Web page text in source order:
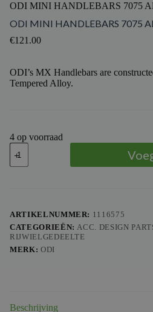
ODI MINI HANDLEBARS 7075
ODI MINI HANDLEBARS 7075
€121.00
ODI’s MX Handlebars are
Tempered Alloy.
4 op voorraad
ODI
MINI
HANDLEBARS
ARTIKELNUMMER: 1116575
CATEGORIEËN:ACC. DESIGN
RIJWIELGEDEELTE
MERK: ODI
Beschrijving